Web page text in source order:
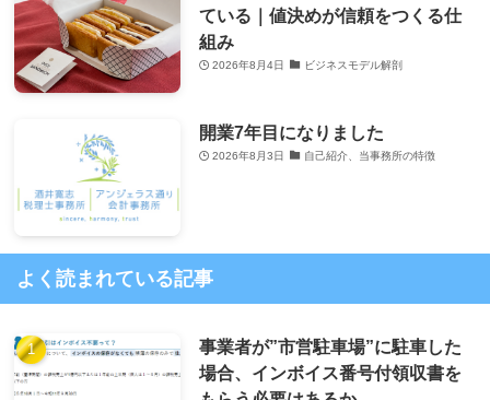
ている｜値決めが信頼をつくる仕
組み
2026年8月4日 ビジネスモデル解剖
開業7年目になりました
2026年8月3日 自己紹介、当事務所の特徴
よく読まれている記事
事業者が”市営駐車場”に駐車した
場合、インボイス番号付領収書を